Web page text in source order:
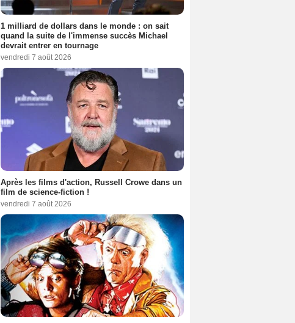
1 milliard de dollars dans le monde : on sait
quand la suite de l'immense succès Michael
devrait entrer en tournage
vendredi 7 août 2026
Après les films d'action, Russell Crowe dans un
film de science-fiction !
vendredi 7 août 2026